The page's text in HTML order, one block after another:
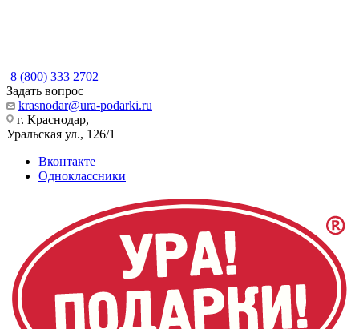
8 (800) 333 2702
Задать вопрос
krasnodar@ura-podarki.ru
г. Краснодар,
Уральская ул., 126/1
Вконтакте
Одноклассники